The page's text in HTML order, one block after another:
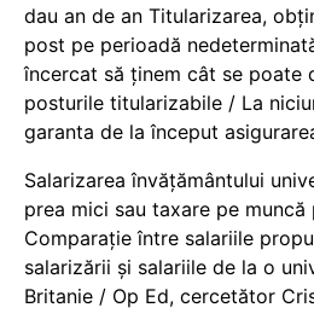
dau an de an Titularizarea,
post pe perioadă
încercat să ținem cât se poate
posturile titularizabile / La
garanta de la început
Salarizarea învățământului
prea mici sau taxare pe muncă
Comparație între salariile
salarizării și salariile de la o
Britanie / Op Ed, cercetător